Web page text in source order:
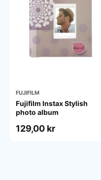
FUJIFILM
Fujifilm Instax Stylish
photo album
129,00 kr